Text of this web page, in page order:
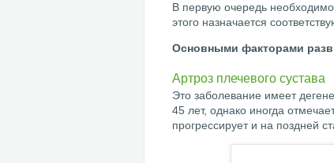
В первую очередь
этого назначается
Основными факторами
Артроз плечевого сустава
Это заболевание имеет
45 лет, однако иногда
прогрессирует и на поздней